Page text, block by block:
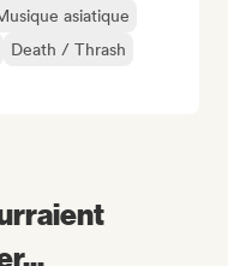
asiatique
Death / Thrash